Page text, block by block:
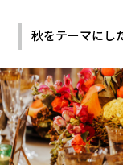
秋をテーマにし